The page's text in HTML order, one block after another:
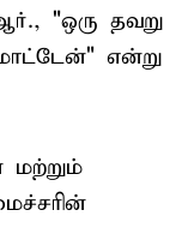
"ஒரு தவறு
என்று
மற்றும்